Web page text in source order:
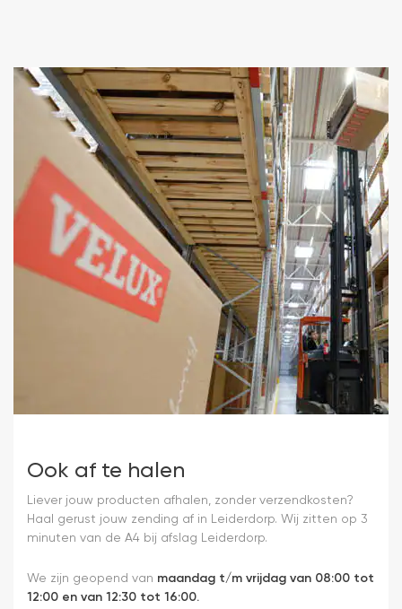
Ook af te halen
Liever jouw producten afhalen, zonder verzendkosten?
Haal gerust jouw zending af in Leiderdorp. Wij zitten op 3
minuten van de A4 bij afslag Leiderdorp.
We zijn geopend van maandag t/m vrijdag van 08:00 tot
12:00 en van 12:30 tot 16:00.